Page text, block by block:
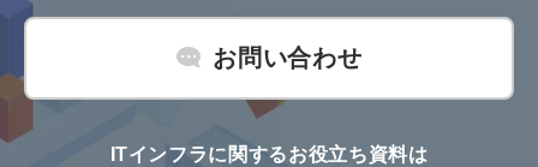
お問い合わせ
ITインフラに関するお役立ち資料は